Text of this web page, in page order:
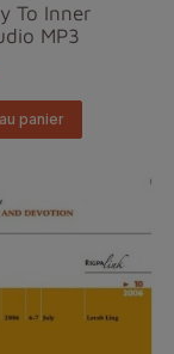
To Inner
MP3
panier